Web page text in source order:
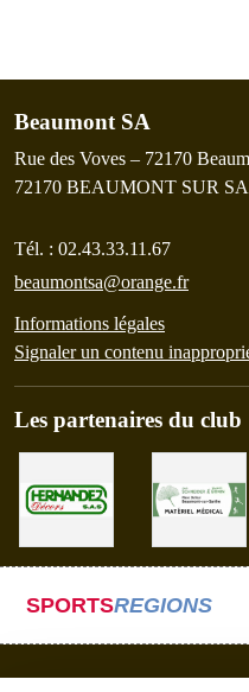
Beaumont SA
Rue des Voves – 72170
72170 BEAUMONT SUR
Tél. : 02.43.33.11.67
beaumontsa@orange.fr
Informations légales
Signaler un contenu
Les partenaires du club
SPORTSREGIONS